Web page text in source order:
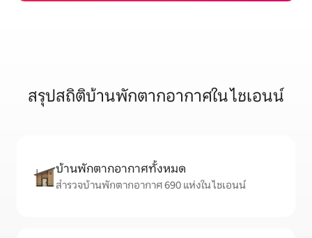
สรุปสถิติบ้านพักตากอากาศใน ไชเอนน์
บ้านพักตากอากาศทั้งหมด
สำรวจบ้านพักตากอากาศ 690 แห่งใน ไชเอนน์